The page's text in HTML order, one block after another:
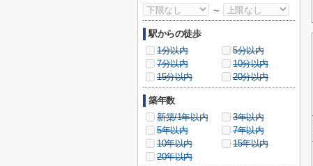
～
駅からの徒歩
1分以内
5分以内
7分以内
10分以内
15分以内
20分以内
築年数
新築/1年以内
3年以内
5年以内
7年以内
10年以内
15年以内
20年以内